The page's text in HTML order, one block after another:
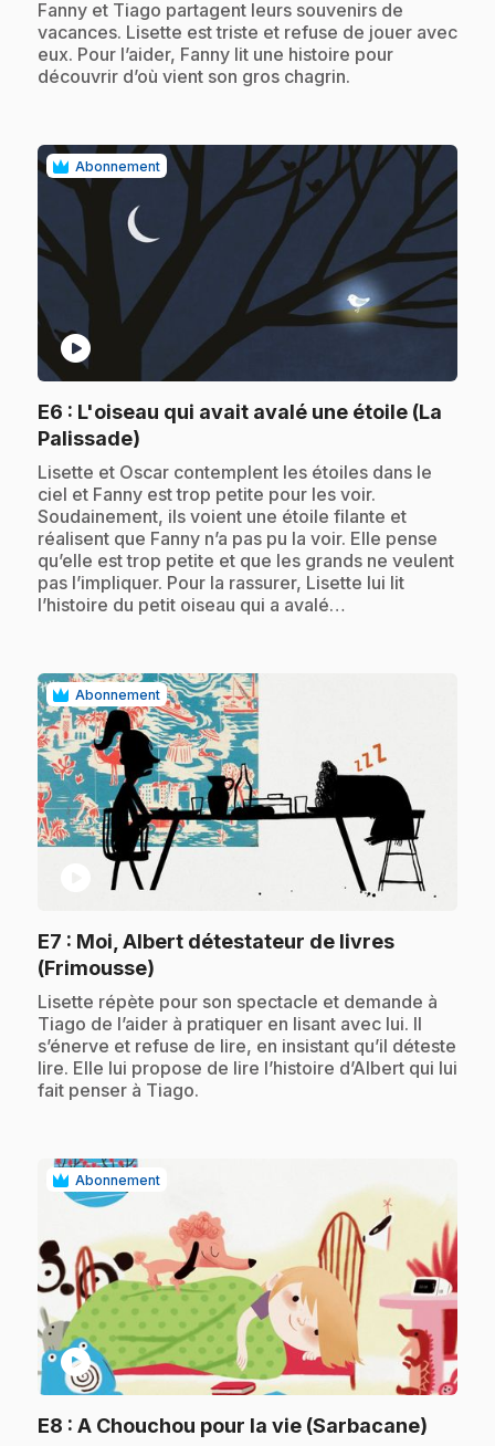
.Fanny et Tiago partagent leurs souvenirs de
vacances. Lisette est triste et refuse de jouer avec
eux. Pour l’aider, Fanny lit une histoire pour
découvrir d’où vient son gros chagrin.
Abonnement
play_circle
E6 : L'oiseau qui avait avalé une étoile (La
Palissade)
.Lisette et Oscar contemplent les étoiles dans le
ciel et Fanny est trop petite pour les voir.
Soudainement, ils voient une étoile filante et
réalisent que Fanny n’a pas pu la voir. Elle pense
qu’elle est trop petite et que les grands ne veulent
pas l’impliquer. Pour la rassurer, Lisette lui lit
l’histoire du petit oiseau qui a avalé…
Abonnement
E7 : Moi, Albert détestateur de livres
(Frimousse)
.Lisette répète pour son spectacle et demande à
Tiago de l’aider à pratiquer en lisant avec lui. Il
s’énerve et refuse de lire, en insistant qu’il déteste
lire. Elle lui propose de lire l’histoire d’Albert qui lui
fait penser à Tiago.
Abonnement
play_circle
E8 : A Chouchou pour la vie (Sarbacane)